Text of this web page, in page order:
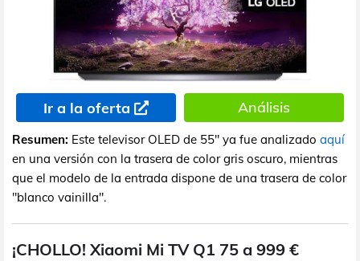
Ir a la oferta Análisis
Resumen: Este televisor OLED de 55" ya fue analizado aquí
en una versión con la trasera de color gris oscuro, mientras
que el modelo de la entrada dispone de una trasera de color
"blanco vainilla".
¡CHOLLO! Xiaomi Mi TV Q1 75 a 999 €